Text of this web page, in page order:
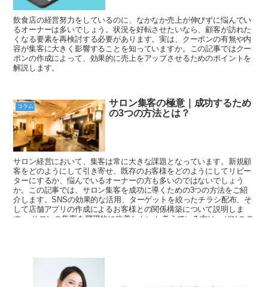
飲食店の経営努力をしているのに、なかなか売上が伸びずに悩んでい
るオーナーは多いでしょう。状況を好転させたいなら、顧客が訪れた
くなる要素を再検討する必要があります。実は、クーポンの有無や内
容が集客に大きく影響することを知っていますか。この記事ではクー
ポンの作成によって、効果的に売上をアップさせるためのポイントを
解説します。
コラム
サロン集客の極意｜成功するため
の3つの方法とは？
サロン経営において、集客は常に大きな課題となっています。新規顧
客をどのようにして引き寄せ、既存のお客様をどのようにしてリピー
ターにするか、悩んでいるオーナーの方も多いのではないでしょう
か。この記事では、サロン集客を成功に導くための3つの方法をご紹
介します。SNSの効果的な活用、ターゲットを絞ったチラシ配布、そ
して店舗アプリの作成によるお客様との関係構築について説明しま
す。 サロンの集客を飛躍的に改善したいと考えている方は、ぜひこの